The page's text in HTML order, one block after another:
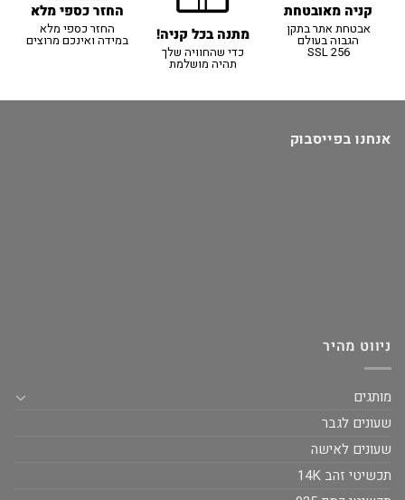
קניה מאובטחת
אבטחת אתר בתקן
הגבוה בעולם
SSL 256
מתנה בכל קניה!
כדי שהחוויה שלך
תהיה מושלמת
החזר כספי מלא
החזר כספי מלא
במידה ואינכם מרוצים
אנחנו בפייסבוק
ניווט מהיר
מותגים
שעונים לגבר
שעונים לאישה
תכשיטי זהב 14K